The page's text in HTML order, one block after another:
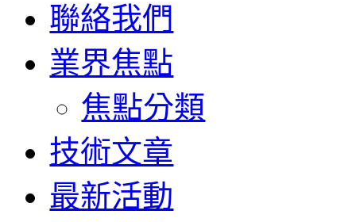
聯絡我們
業界焦點
焦點分類
技術文章
最新活動